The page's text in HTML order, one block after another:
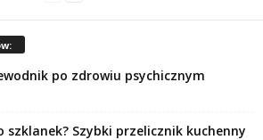
po zdrowiu psychicznym
szklanek? Szybki przelicznik kuchenny